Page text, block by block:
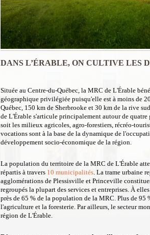
DANS L’ÉRABLE, ON CULTIVE LES
Située au Centre-du-Québec, la MRC de L'Érable
géographique privilégiée puisqu'elle est à moins de
Québec, 150 km de Sherbrooke et 30 km de la rive
de L'Érable s'articule principalement autour de
soit les milieux agricoles, agro-forestiers, récréo-
vocations sont à la base de la dynamique de
développement socio-économique de la région.
La population du territoire de la MRC de L'Érable
répartis à travers 10 municipalités. La trame urbaine
agglomérations de Plessisville et Princeville
regroupés la plupart des services et entreprises. À
près de 65 % de la population de la MRC. Plus de 95
l'agriculture et la foresterie. Par ailleurs, le secteur
région de L'Érable.